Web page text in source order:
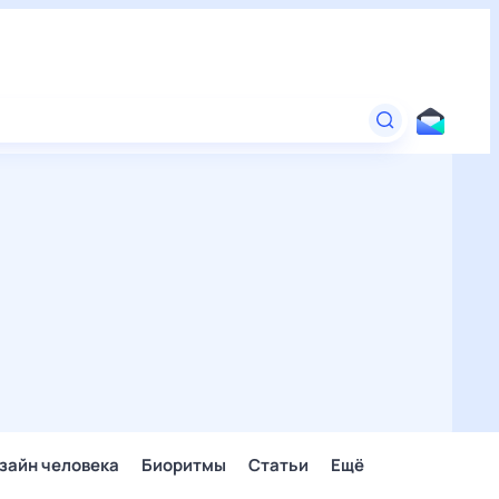
человека Биоритмы Статьи Ещё